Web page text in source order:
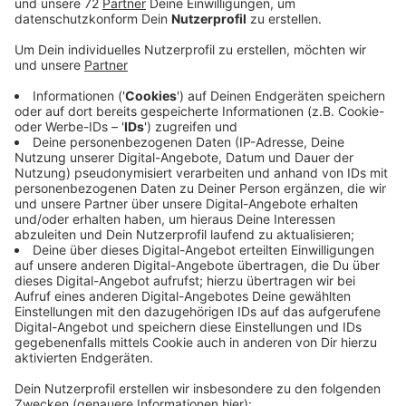
Es geht nach Caslano. Eine kleine Gemeinde in der
italienische Schweiz. Direkt am Luganersee. Der
Teilnahmebeitrag ist 450€.
Mehr Infos und die Anmeldung gibt es bei:
Andreas Sandhowe
0176-63445666
jugendfreizeit.aurigeno.selm@gmail.com